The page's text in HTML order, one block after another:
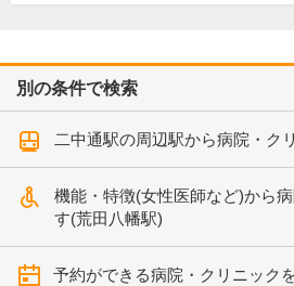
別の条件で検索
二中通駅の周辺駅から病院・ク
機能・特徴(女性医師など)から
す(荒田八幡駅)
予約ができる病院・クリニック